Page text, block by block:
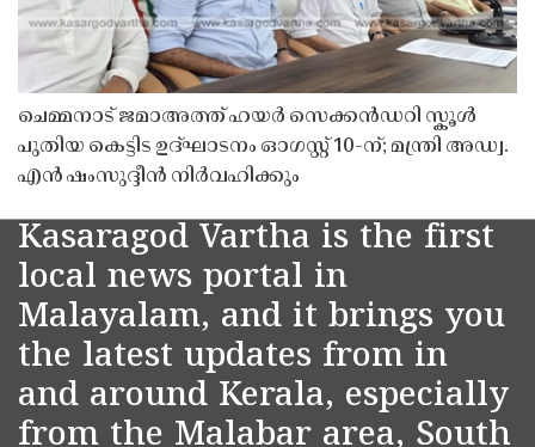
ചെമ്മനാട് ജമാഅത്ത് ഹയർ സെക്കൻഡറി സ്കൂൾ
പുതിയ കെട്ടിട ഉദ്ഘാടനം ഓഗസ്റ്റ് 10-ന്; മന്ത്രി അഡ്വ.
എൻ ഷംസുദ്ദീൻ നിർവഹിക്കും
Kasaragod Vartha is the first
local news portal in
Malayalam, and it brings you
the latest updates from in
and around Kerala, especially
from the Malabar area, South